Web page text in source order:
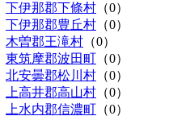
下伊那郡下條村 （0）
下伊那郡豊丘村 （0）
木曽郡王滝村 （0）
東筑摩郡波田町 （0）
北安曇郡松川村 （0）
上高井郡高山村 （0）
上水内郡信濃町 （0）